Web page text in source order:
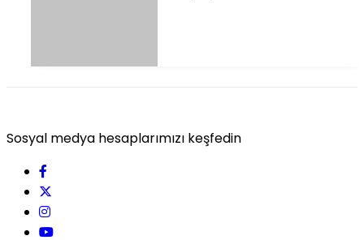
Sosyal medya hesaplarımızı keşfedin